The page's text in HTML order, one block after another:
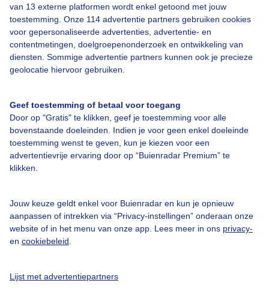
van 13 externe platformen wordt enkel getoond met jouw
toestemming. Onze 114 advertentie partners gebruiken cookies
voor gepersonaliseerde advertenties, advertentie- en
contentmetingen, doelgroepenonderzoek en ontwikkeling van
diensten. Sommige advertentie partners kunnen ook je precieze
geolocatie hiervoor gebruiken.
Geef toestemming of betaal voor toegang
Door op "Gratis" te klikken, geef je toestemming voor alle
bovenstaande doeleinden. Indien je voor geen enkel doeleinde
toestemming wenst te geven, kun je kiezen voor een
advertentievrije ervaring door op “Buienradar Premium” te
klikken.
Jouw keuze geldt enkel voor Buienradar en kun je opnieuw
aanpassen of intrekken via “Privacy-instellingen” onderaan onze
website of in het menu van onze app. Lees meer in ons privacy-
en cookiebeleid
Lijst met advertentiepartners
Bedrijfsgegevens
Veelgestelde vragen
Contact
Gebruikersvoorwaarden
Adverteren
Buienradar Team
Privacy beleid
Privacy instellingen
Gratis weerdata
Buienradar